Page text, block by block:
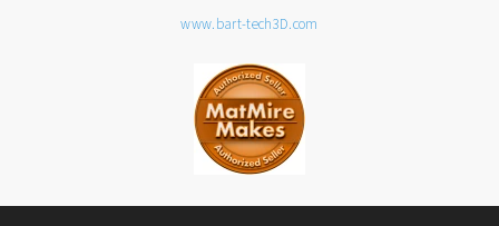
www.bart-tech3D.com